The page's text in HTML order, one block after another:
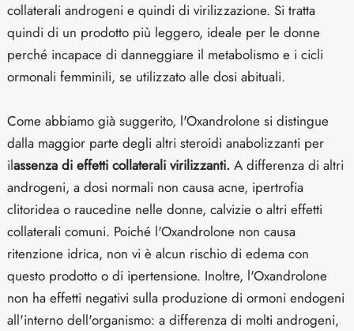
collaterali androgeni e quindi di virilizzazione. Si tratta
quindi di un prodotto più leggero, ideale per le donne
perché incapace di danneggiare il metabolismo e i cicli
ormonali femminili, se utilizzato alle dosi abituali.
Come abbiamo già suggerito, l'Oxandrolone si distingue
dalla maggior parte degli altri steroidi anabolizzanti per
ilassenza di effetti collaterali virilizzanti. A differenza di altri
androgeni, a dosi normali non causa acne, ipertrofia
clitoridea o raucedine nelle donne, calvizie o altri effetti
collaterali comuni. Poiché l'Oxandrolone non causa
ritenzione idrica, non vi è alcun rischio di edema con
questo prodotto o di ipertensione. Inoltre, l'Oxandrolone
non ha effetti negativi sulla produzione di ormoni endogeni
all'interno dell'organismo: a differenza di molti androgeni,